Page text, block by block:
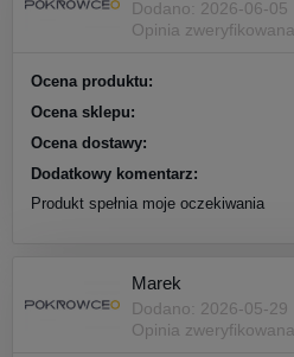
Dodano: 2026-06-05
Opinia zweryfikowana
Ocena produktu:
Ocena sklepu:
Ocena dostawy:
Dodatkowy komentarz:
Produkt spełnia moje oczekiwania
Marek
Dodano: 2026-05-29
Opinia zweryfikowana